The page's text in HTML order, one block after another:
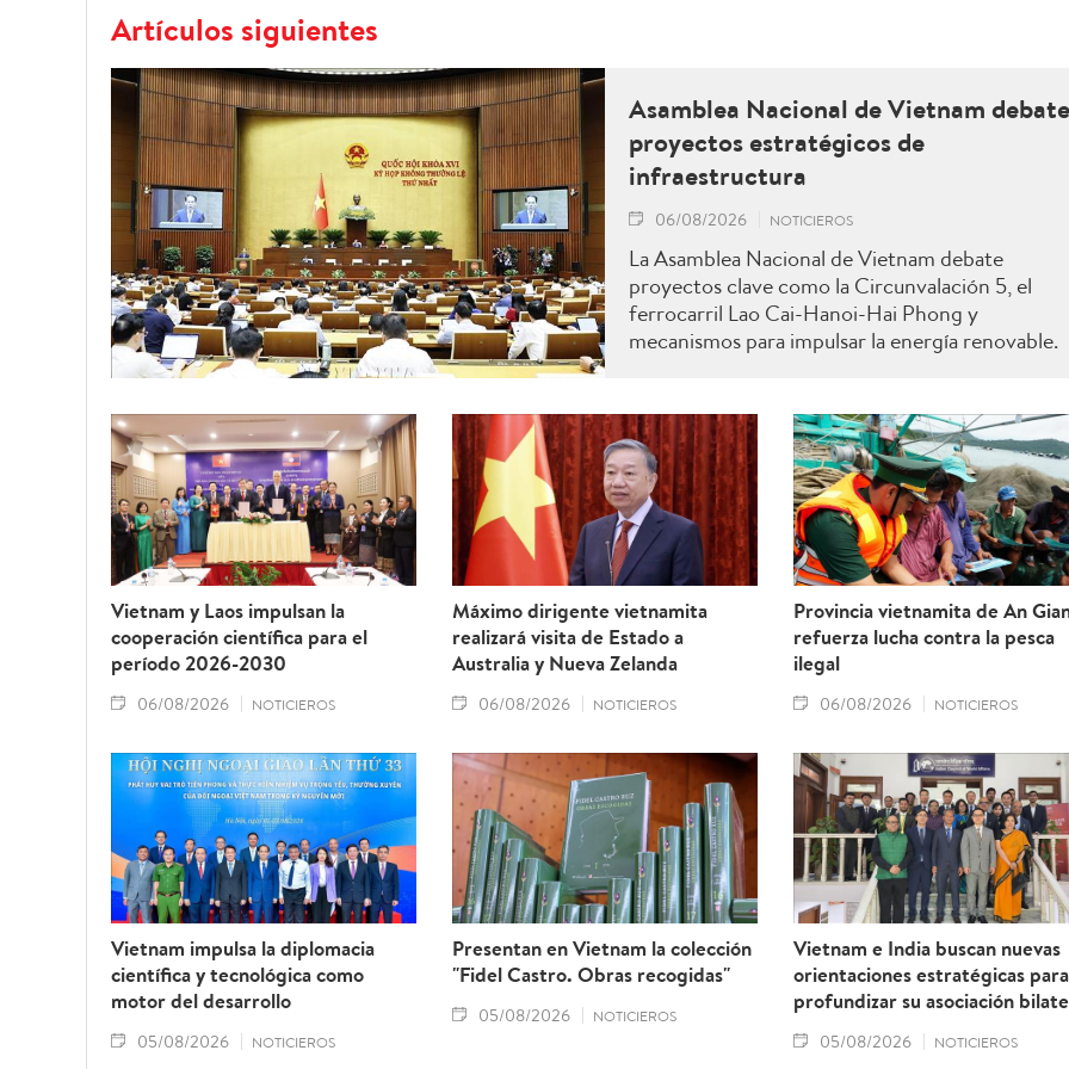
Artículos siguientes
Asamblea Nacional de Vietnam debate
proyectos estratégicos de
infraestructura
06/08/2026 NOTICIEROS
La Asamblea Nacional de Vietnam debate
proyectos clave como la Circunvalación 5, el
ferrocarril Lao Cai-Hanoi-Hai Phong y
mecanismos para impulsar la energía renovable.
Vietnam y Laos impulsan la
cooperación científica para el
período 2026-2030
06/08/2026 NOTICIEROS
Máximo dirigente vietnamita
realizará visita de Estado a
Australia y Nueva Zelanda
06/08/2026 NOTICIEROS
Provincia vietnamita de An
refuerza lucha contra la pesca
ilegal
06/08/2026 NOTICIEROS
Vietnam impulsa la diplomacia
científica y tecnológica como
motor del desarrollo
05/08/2026 NOTICIEROS
Presentan en Vietnam la colección
"Fidel Castro. Obras recogidas"
05/08/2026 NOTICIEROS
Vietnam e India buscan nuevas
orientaciones estratégicas para
profundizar su asociación
05/08/2026 NOTICIEROS